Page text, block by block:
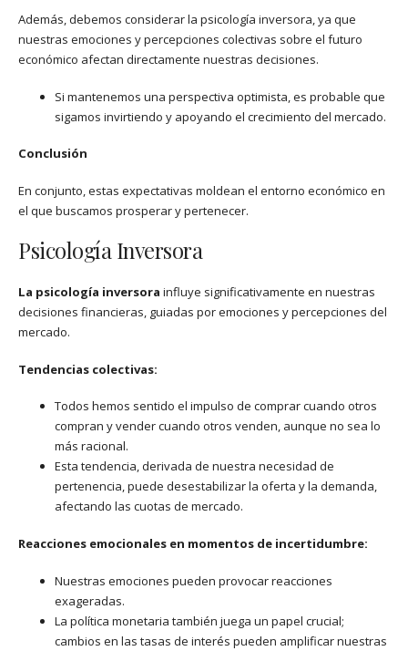
Además, debemos considerar la psicología inversora, ya que
nuestras emociones y percepciones colectivas sobre el futuro
económico afectan directamente nuestras decisiones.
Si mantenemos una perspectiva optimista, es probable que
sigamos invirtiendo y apoyando el crecimiento del mercado.
Conclusión
En conjunto, estas expectativas moldean el entorno económico en
el que buscamos prosperar y pertenecer.
Psicología Inversora
La psicología inversora influye significativamente en nuestras
decisiones financieras, guiadas por emociones y percepciones del
mercado.
Tendencias colectivas:
Todos hemos sentido el impulso de comprar cuando otros
compran y vender cuando otros venden, aunque no sea lo
más racional.
Esta tendencia, derivada de nuestra necesidad de
pertenencia, puede desestabilizar la oferta y la demanda,
afectando las cuotas de mercado.
Reacciones emocionales en momentos de incertidumbre:
Nuestras emociones pueden provocar reacciones
exageradas.
La política monetaria también juega un papel crucial;
cambios en las tasas de interés pueden amplificar nuestras